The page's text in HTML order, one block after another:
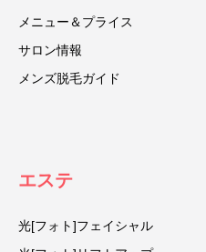
メニュー＆プライス
サロン情報
メンズ脱毛ガイド
エステ
光[フォト]フェイシャル